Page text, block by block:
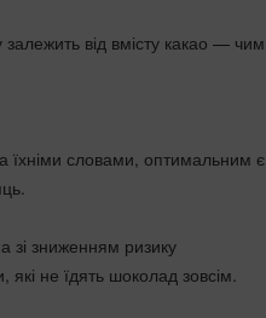
від вмісту какао — чим
їхніми словами, оптимальним є
зі зниженням ризику
не їдять шоколад зовсім.